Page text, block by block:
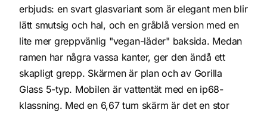
erbjuds: en svart glasvariant som är elegant men blir
lätt smutsig och hal, och en gråblå version med en
lite mer greppvänlig "vegan-läder" baksida. Medan
ramen har några vassa kanter, ger den ändå ett
skapligt grepp. Skärmen är plan och av Gorilla
Glass 5-typ. Mobilen är vattentät med en ip68-
klassning. Med en 6,67 tum skärm är det en stor